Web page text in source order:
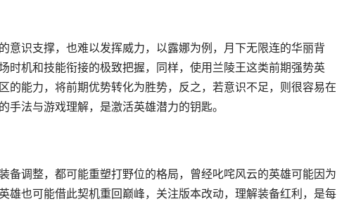
意识支撑，也难以发挥威力，以露娜为例，月下无限连的华丽背
时机和技能衔接的极致把握，同样，使用兰陵王这类前期强势英
的能力，将前期优势转化为胜势，反之，若意识不足，则很容易在
法与游戏理解，是激活英雄潜力的钥匙。
备调整，都可能重塑打野位的格局，曾经叱咤风云的英雄可能因为
雄也可能借此契机重回巅峰，关注版本改动，理解装备红利，是每